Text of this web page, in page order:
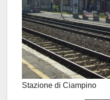
Stazione di Ciampino